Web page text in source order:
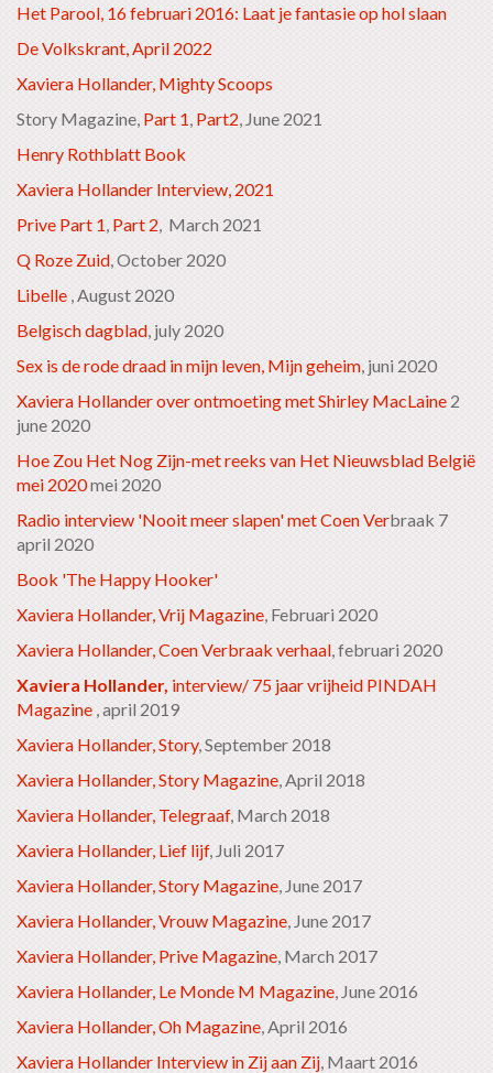
Het Parool, 16 februari 2016: Laat je fantasie op hol slaan
De Volkskrant, April 2022
Xaviera Hollander, Mighty Scoops
Story Magazine, Part 1 Part2 , June 2021
Henry Rothblatt Book
Xaviera Hollander Interview, 2021
Prive Part 1 Part 2 , March 2021
Q Roze Zuid , October 2020
Libelle , August 2020
Belgisch dagblad , july 2020
Sex is de rode draad in mijn leven, Mijn geheim , juni 2020
Xaviera Hollander over ontmoeting met Shirley MacLaine 2
june 2020
Hoe Zou Het Nog Zijn-met reeks van Het Nieuwsblad België
mei 2020mei 2020
Radio interview 'Nooit meer slapen' met Coen Verbraak 7
april 2020
Book 'The Happy Hooker'
Xaviera Hollander, Vrij Magazine , Februari 2020
Xaviera Hollander, Coen Verbraak verhaal , februari 2020
Xaviera Hollander, interview/ 75 jaar vrijheid PINDAH
Magazine , april 2019
Xaviera Hollander, Story, September 2018
Xaviera Hollander, Story Magazine , April 2018
Xaviera Hollander, Telegraaf, March 2018
Xaviera Hollander, Lief lijf, Juli 2017
Xaviera Hollander, Story Magazine , June 2017
Xaviera Hollander, Vrouw Magazine , June 2017
Xaviera Hollander, Prive Magazine , March 2017
Xaviera Hollander, Le Monde M Magazine , June 2016
Xaviera Hollander, Oh Magazine , April 2016
Xaviera Hollander Interview in Zij aan Zij , Maart 2016